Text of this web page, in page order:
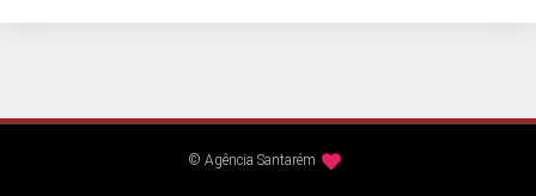
© Agência Santarém